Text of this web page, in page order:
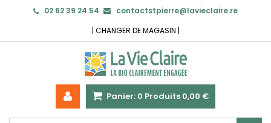
02 62 39 24 54
contactstpierre@lavieclaire.re
| CHANGER DE MAGASIN |
Panier: 0 Produits 0,00 €